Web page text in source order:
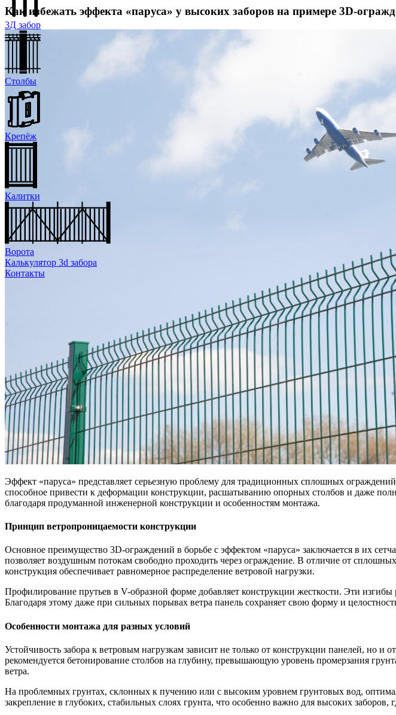
3Д забор
Столбы
Крепёж
Калитки
Ворота
Калькулятор 3d забора
Контакты
Как избежать эффекта «паруса» у высоких заборов на примере 3D-
Эффект «паруса» представляет серьезную проблему для традиционных сплошных
способное привести к деформации конструкции, расшатыванию опорных столбов и даже
благодаря продуманной инженерной конструкции и особенностям монтажа.
Принцип ветропроницаемости конструкции
Основное преимущество 3D-ограждений в борьбе с эффектом «паруса» заключается в их
позволяет воздушным потокам свободно проходить через ограждение. В отличие от
конструкция обеспечивает равномерное распределение ветровой нагрузки.
Профилирование прутьев в V-образной форме добавляет конструкции жесткости. Эти
Благодаря этому даже при сильных порывах ветра панель сохраняет свою форму и
Особенности монтажа для разных условий
Устойчивость забора к ветровым нагрузкам зависит не только от конструкции панелей, но
рекомендуется бетонирование столбов на глубину, превышающую уровень промерзания
ветра.
На проблемных грунтах, склонных к пучению или с высоким уровнем грунтовых вод,
закрепление в глубоких, стабильных слоях грунта, что особенно важно для высоких заборов,